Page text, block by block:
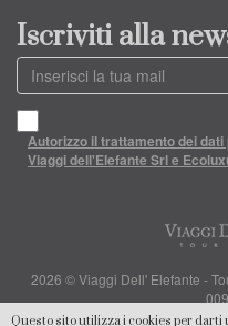
Questo sito utilizza i cookies per darti
Iscriviti alla
Autorizzo il trattamento dei
Viaggi dell'Elefante Srl e
2026 © Viaggi Dell' Elefante -